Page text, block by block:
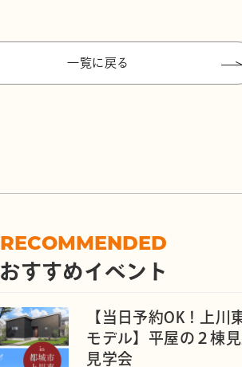
一覧に戻る
RECOMMENDED
おすすめイベント
【当日予約OK！上川
モデル】平屋の２棟
見学会